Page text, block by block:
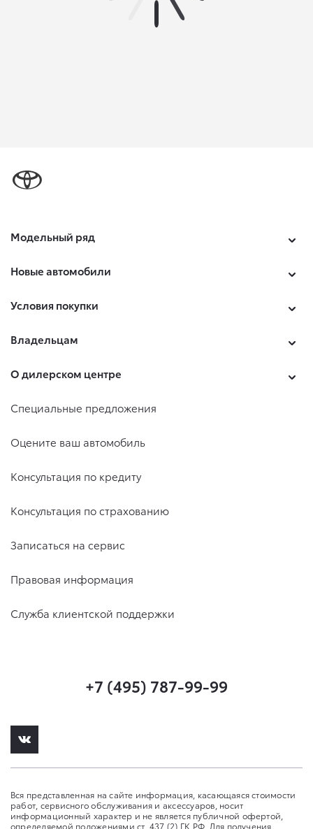
Модельный ряд
Новые автомобили
Условия покупки
Владельцам
О дилерском центре
Специальные предложения
Оцените ваш автомобиль
Консультация по кредиту
Консультация по страхованию
Записаться на сервис
Правовая информация
Служба клиентской поддержки
+7 (495) 787-99-99
Вся представленная на сайте информация, касающаяся стоимости
работ, сервисного обслуживания и аксессуаров, носит
информационный характер и не является публичной офертой,
определяемой положениями ст. 437 (2) ГК РФ. Для получения